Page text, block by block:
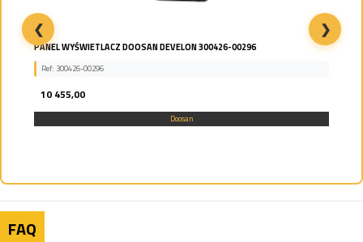
PANEL WYŚWIETLACZ DOOSAN DEVELON 300426-00296
Ref: 300426-00296
10 455,00
Doosan
❮ ❯
FAQ